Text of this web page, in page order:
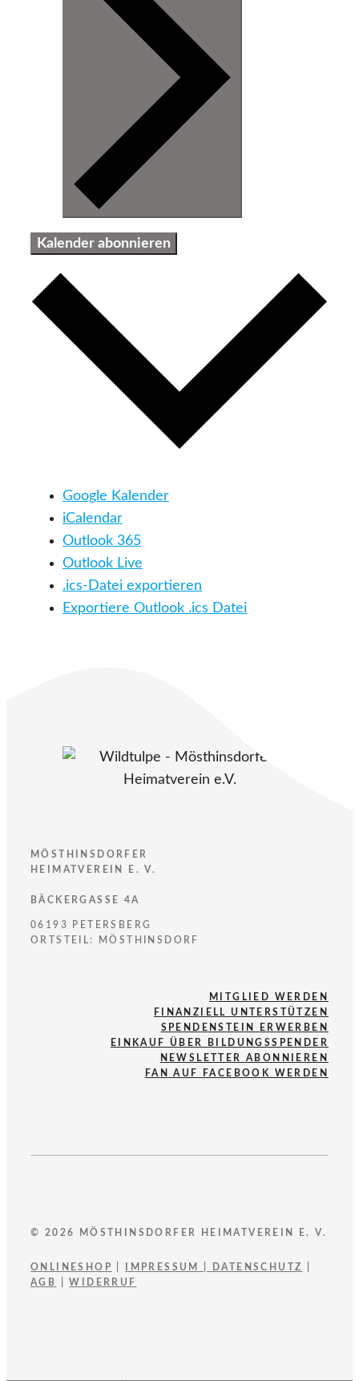
Kalender abonnieren
Google Kalender
iCalendar
Outlook 365
Outlook Live
.ics-Datei exportieren
Exportiere Outlook .ics Datei
MÖSTHINSDORFER
HEIMATVEREIN E. V.
BÄCKERGASSE 4A
06193 PETERSBERG
ORTSTEIL: MÖSTHINSDORF
MITGLIED WERDEN
FINANZIELL UNTERSTÜTZEN
SPENDENSTEIN ERWERBEN
EINKAUF ÜBER BILDUNGSSPENDER
NEWSLETTER ABONNIEREN
FAN AUF FACEBOOK WERDEN
© 2026 MÖSTHINSDORFER HEIMATVEREIN E. V.
ONLINESHOP IMPRESSUM DATENSCHUTZ
AGB
|WIDERRUF